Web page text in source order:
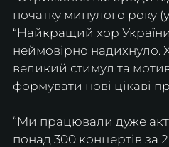
початку минулого року
“Найкращий хор
неймовірно надихнуло.
великий стимул та
формувати нові цікаві
“Ми працювали дуже
понад 300 концертів за